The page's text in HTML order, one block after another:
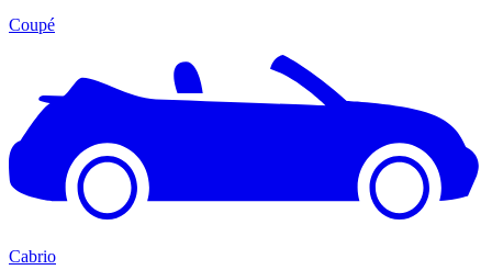
Coupé
Cabrio